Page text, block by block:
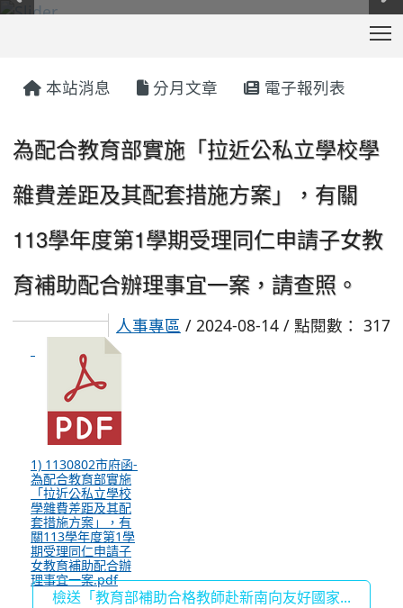
本站消息 分月文章 電子報列表
為配合教育部實施「拉近公私立學校學
雜費差距及其配套措施方案」，有關
113學年度第1學期受理同仁申請子女教
育補助配合辦理事宜一案，請查照。
人事專區 / 2024-08-14 / 點閱數： 317
1) 1130802市府函-
為配合教育部實施
「拉近公私立學校
學雜費差距及其配
套措施方案」，有
關113學年度第1學
期受理同仁申請子
女教育補助配合辦
理事宜一案.pdf
檢送「教育部補助合格教師赴新南向友好國家...